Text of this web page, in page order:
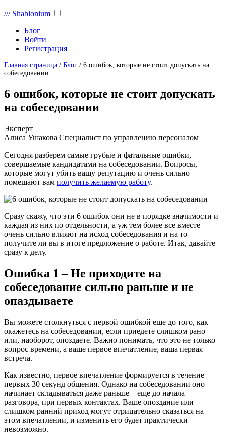
/// Shablonium
Блог
Войти
Регистрация
Главная страница / Блог / 6 ошибок, которые не стоит допускать на
собеседовании
6 ошибок, которые не стоит допускать
на собеседовании
Эксперт
Алиса Ушакова Специалист по управлению персоналом
Сегодня разберем самые грубые и фатальные ошибки,
совершаемые кандидатами на собеседовании. Вопросы,
которые могут убить вашу репутацию и очень сильно
помешают вам получить желаемую работу.
Сразу скажу, что эти 6 ошибок они не в порядке значимости и
каждая из них по отдельности, а уж тем более все вместе
очень сильно влияют на исход собеседования и на то
получите ли вы в итоге предложение о работе. Итак, давайте
сразу к делу.
Ошибка 1 – Не приходите на
собеседование сильно раньше и не
опаздываете
Вы можете столкнуться с первой ошибкой еще до того, как
окажетесь на собеседовании, если приедете слишком рано
или, наоборот, опоздаете. Важно понимать, что это не только
вопрос времени, а ваше первое впечатление, ваша первая
встреча.
Как известно, первое впечатление формируется в течение
первых 30 секунд общения. Однако на собеседовании оно
начинает складываться даже раньше – еще до начала
разговора, при первых контактах. Ваше опоздание или
слишком ранний приход могут отрицательно сказаться на
этом впечатлении, и изменить его будет практически
невозможно.